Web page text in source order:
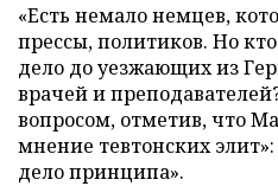
«Есть немало немцев,
прессы, политиков. Но
дело до уезжающих из
врачей и
вопросом, отметив, что
мнение тевтонских
дело принципа».